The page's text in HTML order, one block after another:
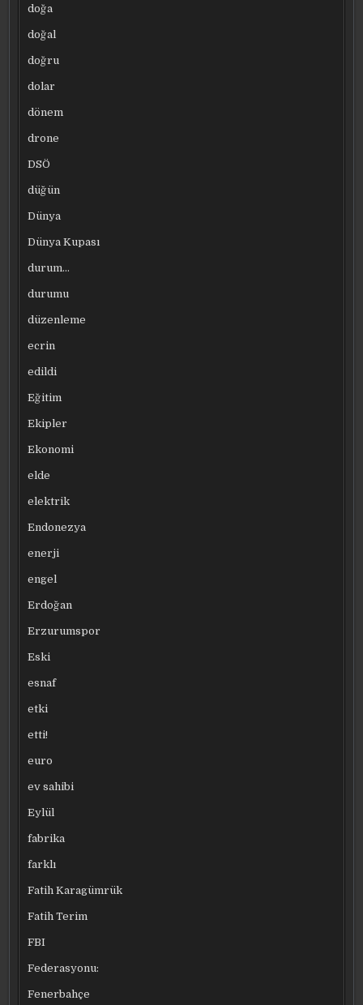
doğa
doğal
doğru
dolar
dönem
drone
DSÖ
düğün
Dünya
Dünya Kupası
durum…
durumu
düzenleme
ecrin
edildi
Eğitim
Ekipler
Ekonomi
elde
elektrik
Endonezya
enerji
engel
Erdoğan
Erzurumspor
Eski
esnaf
etki
etti!
euro
ev sahibi
Eylül
fabrika
farklı
Fatih Karagümrük
Fatih Terim
FBI
Federasyonu:
Fenerbahçe